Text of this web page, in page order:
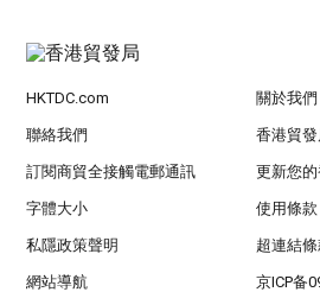
HKTDC.com 關於我們
聯絡我們 香港貿
訂閱商貿全接觸電郵通訊 更新您
字體大小 使用條款
私隱政策聲明 超連結
網站導航 京ICP备